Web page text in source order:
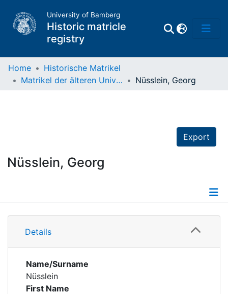
University of Bamberg
Historic matricle
registry
Home
Historische Matrikel
Matrikel der älteren Universität
Nüsslein, Georg
Export
Nüsslein, Georg
Details
Details
Name/Surname
Nüsslein
First Name